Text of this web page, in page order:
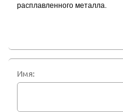
расплавленного металла.
Имя: